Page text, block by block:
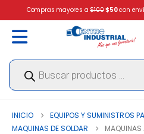
Compras mayores a$100 $50con
Búsqueda
productos
INICIO
EQUIPOS Y SUMINISTROS
MAQUINAS DE SOLDAR